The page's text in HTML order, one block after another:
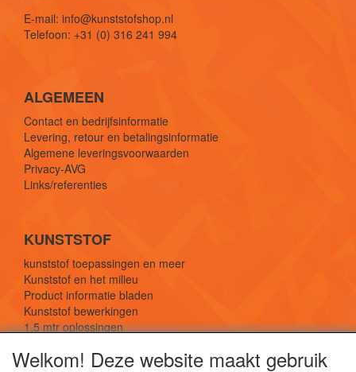
E-mail: info@kunststofshop.nl
Telefoon: +31 (0) 316 241 994
ALGEMEEN
Contact en bedrijfsinformatie
Levering, retour en betalingsinformatie
Algemene leveringsvoorwaarden
Privacy-AVG
Links/referenties
KUNSTSTOF
kunststof toepassingen en meer
Kunststof en het milieu
Product informatie bladen
Kunststof bewerkingen
1,5 mtr oplossingen
Welkom! Deze website maakt gebruik